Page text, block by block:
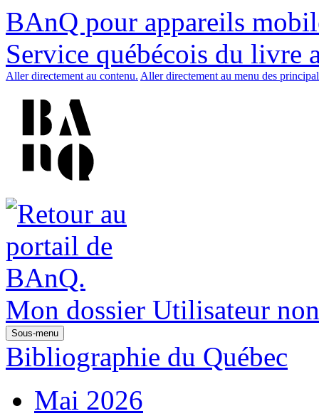
BAnQ pour appareils
Service québécois du livre
Aller directement au contenu. Aller directement au menu des
Mon dossier Utilisateur
Sous-menu
Bibliographie du Québec
Mai 2026